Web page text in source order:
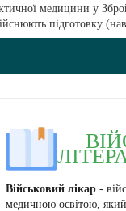
медицини у
підготовку
Військовий лікар -
медичною освітою, який